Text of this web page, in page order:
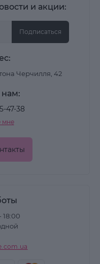
и акции:
Подписаться
Черчилля, 42
нам:
47-38
мне
18:00